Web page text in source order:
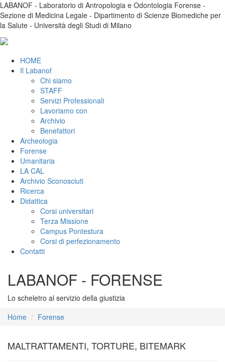
LABANOF - Laboratorio di Antropologia e Odontologia Forense -
Sezione di Medicina Legale - Dipartimento di Scienze Biomediche per
la Salute - Università degli Studi di Milano
HOME
Il Labanof
Chi siamo
STAFF
Servizi Professionali
Lavoriamo con
Archivio
Benefattori
Archeologia
Forense
Umanitaria
LA CAL
Archivio Sconosciuti
Ricerca
Didattica
Corsi universitari
Terza Missione
Campus Pontestura
Corsi di perfezionamento
Contatti
LABANOF - FORENSE
Lo scheletro al servizio della giustizia
Home
Forense
MALTRATTAMENTI, TORTURE, BITEMARK